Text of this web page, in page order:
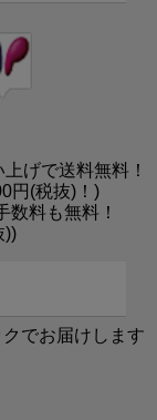
げで送料無料！
円(税抜)！)
数料も無料！
))
でお届けします